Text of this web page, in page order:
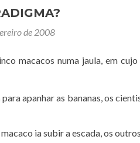
de 2008
macacos numa jaula, em
apanhar as bananas, os
ia subir a escada, os